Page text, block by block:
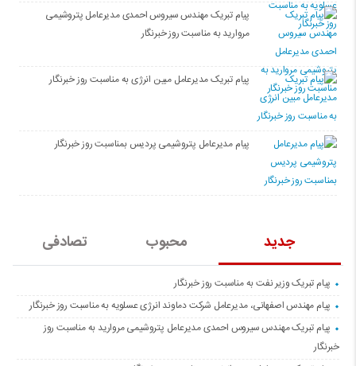
پیام تبریک مهندس سیروس احمدی مدیرعامل پتروشیمی
مروارید به مناسبت روز خبرنگار
پیام تبریک مدیرعامل مبین انرژی به مناسبت روز خبرنگار
پیام مدیرعامل پتروشیمی پردیس بمناسبت روز خبرنگار
جدید محبوب تصادفی
پیام تبریک وزیر نفت به مناسبت روز خبرنگار
پیام مهندس اصفهانی، مدیرعامل شرکت دماوند انرژی عسلویه به مناسبت روز خبرنگار
پیام تبریک مهندس سیروس احمدی مدیرعامل پتروشیمی مروارید به مناسبت روز
خبرنگار